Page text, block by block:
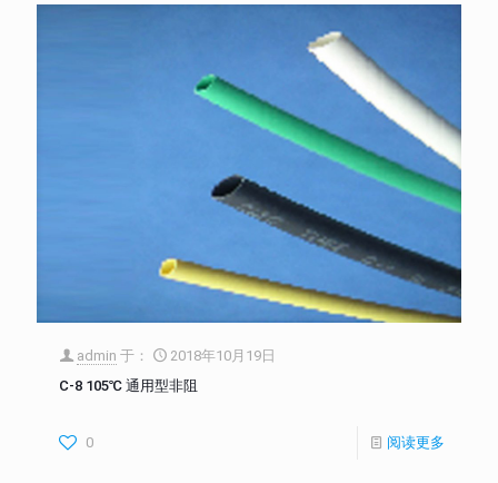
admin 于：
2018年10月19日
C-8 105℃ 通用型非阻
0 阅读更多